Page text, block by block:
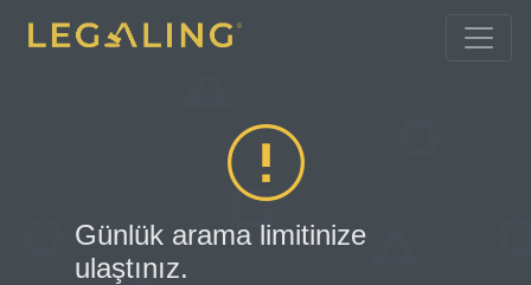
Günlük arama limitinize
ulaştınız.